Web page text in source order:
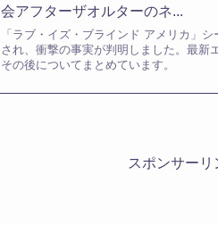
会アフターザオルターのネ...
「ラブ・イズ・ブラインド アメリカ」
され、衝撃の事実が判明しました。最新
その後についてまとめています。
スポンサーリ